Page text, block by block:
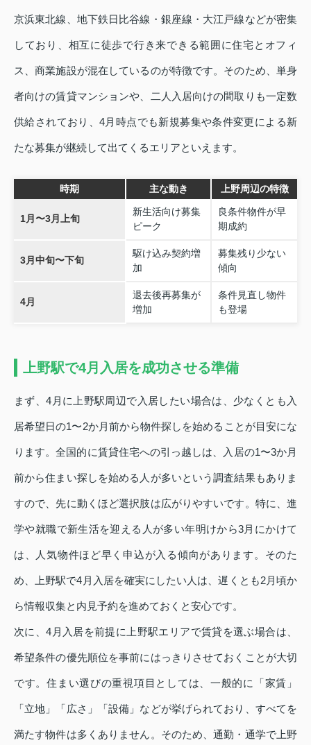
京浜東北線、地下鉄日比谷線・銀座線・大江戸線などが密集
しており、相互に徒歩で行き来できる範囲に住宅とオフィ
ス、商業施設が混在しているのが特徴です。そのため、単身
者向けの賃貸マンションや、二人入居向けの間取りも一定数
供給されており、4月時点でも新規募集や条件変更による新
たな募集が継続して出てくるエリアといえます。
時期 主な動き 上野周辺の特徴
1月〜3月上旬
新生活向け募集
ピーク
良条件物件が早
期成約
3月中旬〜下旬
駆け込み契約増
加
募集残り少ない
傾向
4月
退去後再募集が
増加
条件見直し物件
も登場
上野駅で4月入居を成功させる準備
まず、4月に上野駅周辺で入居したい場合は、少なくとも入
居希望日の1〜2か月前から物件探しを始めることが目安にな
ります。全国的に賃貸住宅への引っ越しは、入居の1〜3か月
前から住まい探しを始める人が多いという調査結果もありま
すので、先に動くほど選択肢は広がりやすいです。特に、進
学や就職で新生活を迎える人が多い年明けから3月にかけて
は、人気物件ほど早く申込が入る傾向があります。そのた
め、上野駅で4月入居を確実にしたい人は、遅くとも2月頃か
ら情報収集と内見予約を進めておくと安心です。
次に、4月入居を前提に上野駅エリアで賃貸を選ぶ場合は、
希望条件の優先順位を事前にはっきりさせておくことが大切
です。住まい選びの重視項目としては、一般的に「家賃」
「立地」「広さ」「設備」などが挙げられており、すべてを
満たす物件は多くありません。そのため、通勤・通学で上野